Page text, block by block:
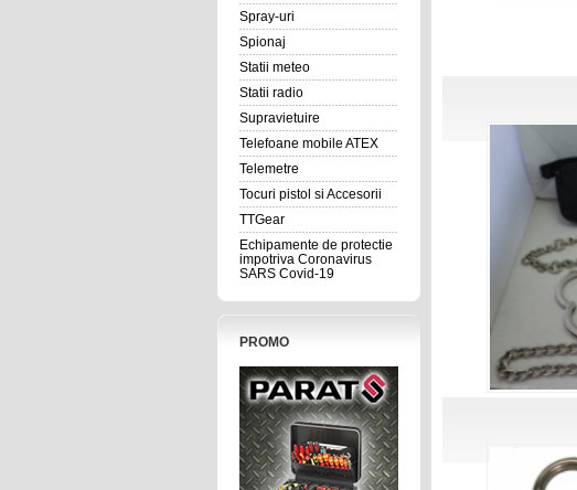
Spray-uri
Spionaj
Statii meteo
Statii radio
Supravietuire
Telefoane mobile ATEX
Telemetre
Tocuri pistol si Accesorii
TTGear
Echipamente de protectie
impotriva Coronavirus
SARS Covid-19
PROMO